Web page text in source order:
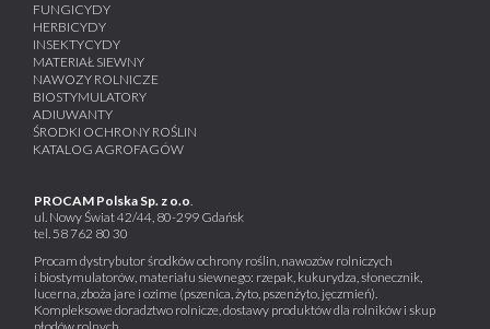
FUNGICYDY
HERBICYDY
INSEKTYCYDY
MATERIAŁ SIEWNY
NAWOZY ROLNICZE
BIOSTYMULATORY
ADIUWANTY
ŚRODKI OCHRONY ROŚLIN
KATALOG AGROFAGÓW
PROCAM Polska Sp. z o.o.
ul. Nowy Świat 42/44, 80-299 Gdańsk
tel. 58 762 80 30
Procam dystrybutor środków ochrony roślin, nawozów rolniczych
i biostymulatorów, materiału siewnego: rzepak, kukurydza, słonecznik,
lucerna, zboża jare i ozime (pszenica, żyto, pszenżyto, jęczmień).
Kompleksowe doradztwo rolnicze, dostawy produktów dla rolników i skup